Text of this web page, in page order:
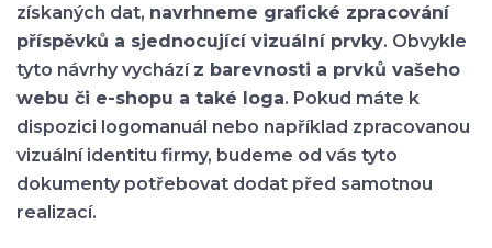
získaných dat, navrhneme grafické zpracování
příspěvků a sjednocující vizuální prvky. Obvykle
tyto návrhy vychází z barevnosti a prvků vašeho
webu či e-shopu a také loga. Pokud máte k
dispozici logomanuál nebo například zpracovanou
vizuální identitu firmy, budeme od vás tyto
dokumenty potřebovat dodat před samotnou
realizací.